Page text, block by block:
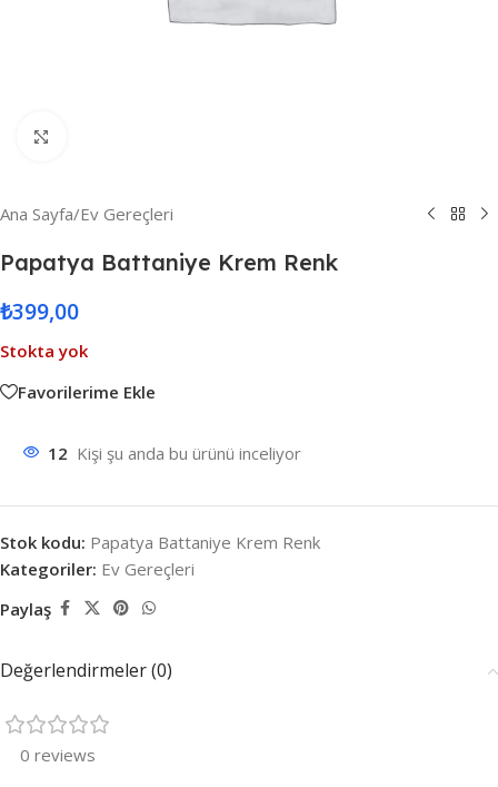
Ana Sayfa/Ev Gereçleri
Papatya Battaniye Krem Renk
₺399,00
Stokta yok
Favorilerime Ekle
12 Kişi şu anda bu ürünü inceliyor
Stok kodu: Papatya Battaniye Krem Renk
Kategoriler: Ev Gereçleri
Paylaş
Değerlendirmeler (0)
0 reviews